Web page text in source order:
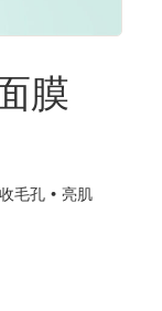
膜
毛孔 • 亮肌